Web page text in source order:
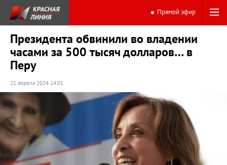
Прямой эфир
Президента обвинили во владении
часами за 500 тысяч долларов… в
Перу
21 апреля 2024 14:01